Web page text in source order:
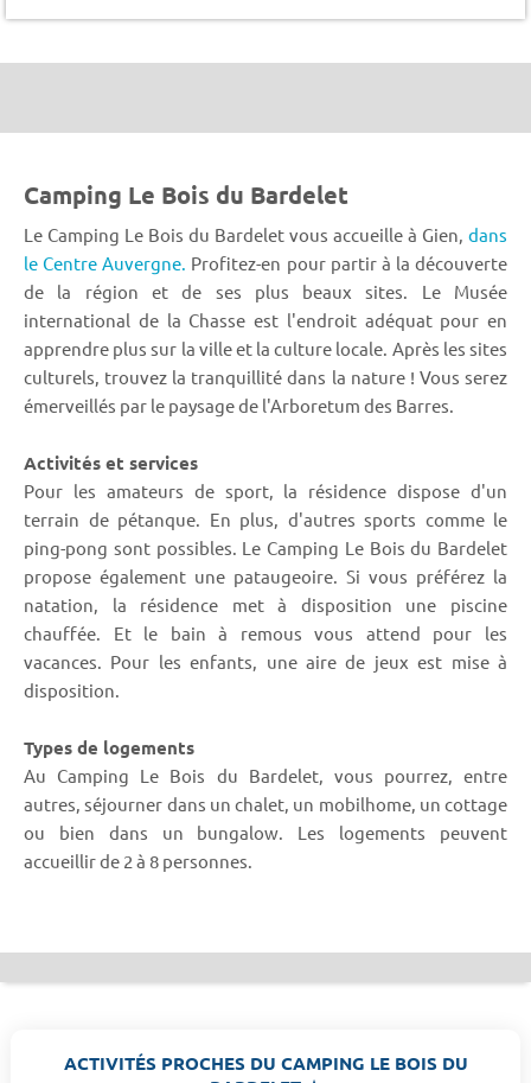
Camping Le Bois du Bardelet
Le Camping Le Bois du Bardelet vous accueille à Gien, dans
le Centre Auvergne. Profitez-en pour partir à la découverte
de la région et de ses plus beaux sites. Le Musée
international de la Chasse est l'endroit adéquat pour en
apprendre plus sur la ville et la culture locale. Après les sites
culturels, trouvez la tranquillité dans la nature ! Vous serez
émerveillés par le paysage de l'Arboretum des Barres.
Activités et services
Pour les amateurs de sport, la résidence dispose d'un
terrain de pétanque. En plus, d'autres sports comme le
ping-pong sont possibles. Le Camping Le Bois du Bardelet
propose également une pataugeoire. Si vous préférez la
natation, la résidence met à disposition une piscine
chauffée. Et le bain à remous vous attend pour les
vacances. Pour les enfants, une aire de jeux est mise à
disposition.
Types de logements
Au Camping Le Bois du Bardelet, vous pourrez, entre
autres, séjourner dans un chalet, un mobilhome, un cottage
ou bien dans un bungalow. Les logements peuvent
accueillir de 2 à 8 personnes.
ACTIVITÉS PROCHES DU CAMPING LE BOIS DU